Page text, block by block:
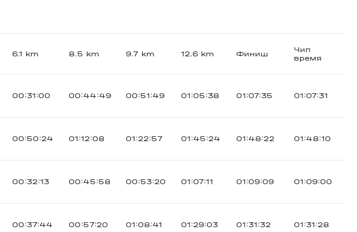
6.1 km 8.5 km 9.7 km 12.6 km Финиш
Чип
время
00:31:00 00:44:49 00:51:49 01:05:38 01:07:35 01:07:31
00:50:24 01:12:08 01:22:57 01:45:24 01:48:22 01:48:10
00:32:13 00:45:58 00:53:20 01:07:11 01:09:09 01:09:00
00:37:44 00:57:20 01:08:41 01:29:03 01:31:32 01:31:28